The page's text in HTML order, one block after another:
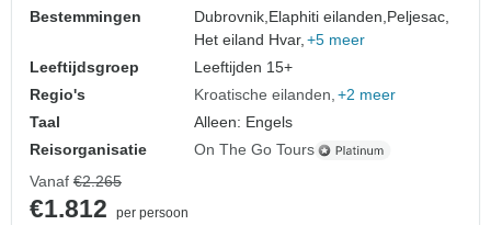
Bestemmingen
Dubrovnik, Elaphiti eilanden, Peljesac,
Het eiland Hvar, +5 meer
Leeftijdsgroep
Leeftijden 15+
Regio's
Kroatische eilanden +2 meer
Taal
Alleen: Engels
Reisorganisatie
On The Go Tours
Vanaf €2.265
€1.812
per persoon